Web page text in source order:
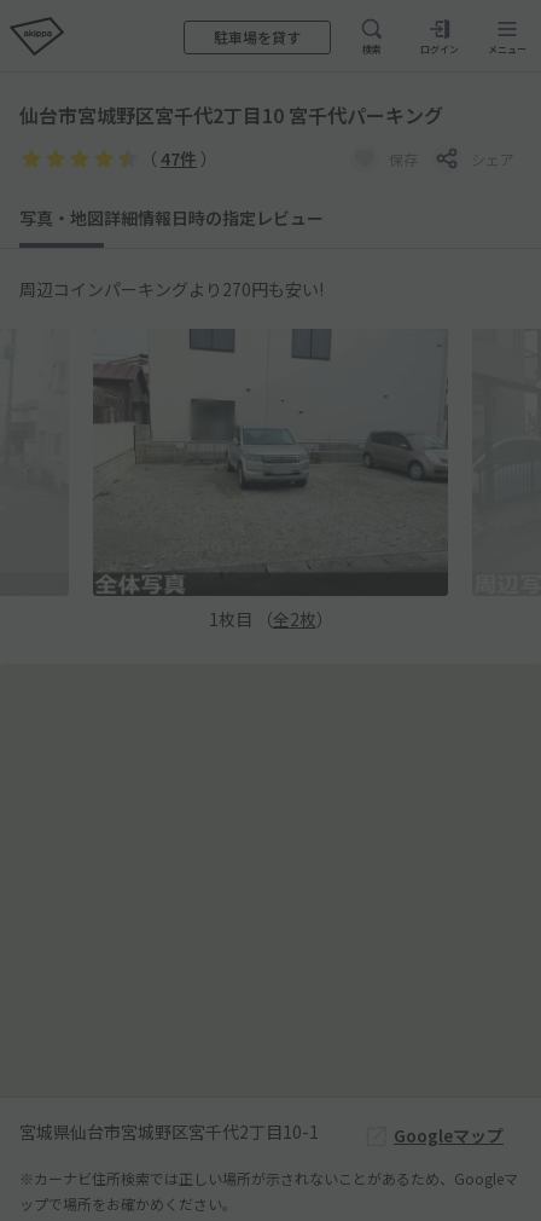
駐車場を貸す
検索 ログイン メニュー
仙台市宮城野区宮千代2丁目10 宮千代パーキング
（ 47件 ） 保存 シェア
写真・地図詳細情報日時の指定 レビュー
周辺コインパーキングより270円も安い!
1 枚目 （全2枚）
宮城県仙台市宮城野区宮千代2丁目10-1 Googleマップ
※カーナビ住所検索では正しい場所が示されないことがあるため、Googleマ
ップで場所をお確かめください。